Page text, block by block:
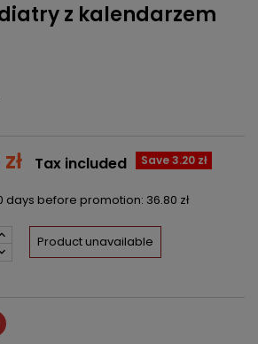
z kalendarzem
Save 3.20 zł
Tax included
days before promotion: 36.80 zł
Product unavailable